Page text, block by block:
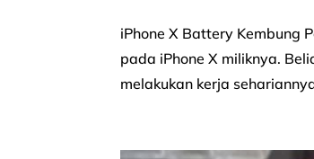
iPhone X Battery Kembung
pada iPhone X miliknya.
melakukan kerja